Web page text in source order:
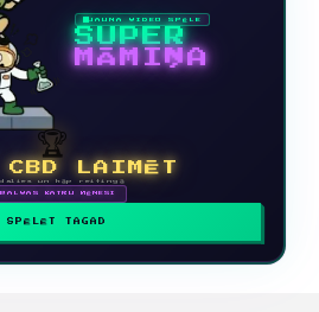
JAUNA VIDEO SPĒLE
SUPER
MĀMIŅA
🏆
LAIMĒT
un kāp reitingā
KATRU MĒNESI
SPĒLĒT TAGAD